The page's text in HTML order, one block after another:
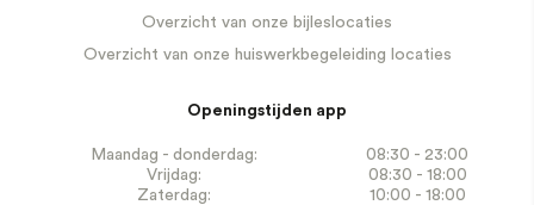
Overzicht van onze bijleslocaties
Overzicht van onze huiswerkbegeleiding locaties
Openingstijden app
Maandag - donderdag:
08:30 - 23:00
Vrijdag:
08:30 - 18:00
Zaterdag:
10:00 - 18:00